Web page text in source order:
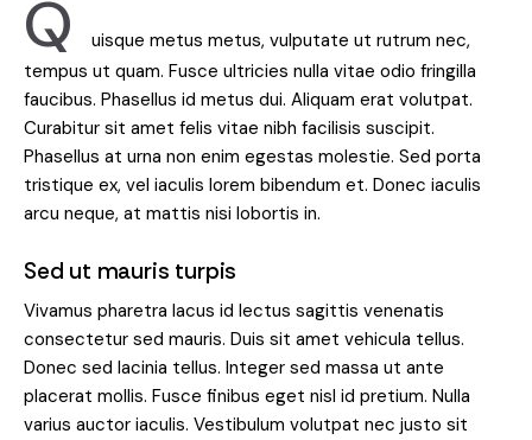
Q
uisque metus metus, vulputate ut rutrum nec,
tempus ut quam. Fusce ultricies nulla vitae odio fringilla
faucibus. Phasellus id metus dui. Aliquam erat volutpat.
Curabitur sit amet felis vitae nibh facilisis suscipit.
Phasellus at urna non enim egestas molestie. Sed porta
tristique ex, vel iaculis lorem bibendum et. Donec iaculis
arcu neque, at mattis nisi lobortis in.
Sed ut mauris turpis
Vivamus pharetra lacus id lectus sagittis venenatis
consectetur sed mauris. Duis sit amet vehicula tellus.
Donec sed lacinia tellus. Integer sed massa ut ante
placerat mollis. Fusce finibus eget nisl id pretium. Nulla
varius auctor iaculis. Vestibulum volutpat nec justo sit